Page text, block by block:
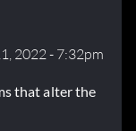
2022 - 7:32pm
that alter the